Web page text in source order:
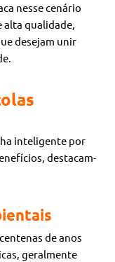
nesse cenário
alta qualidade,
desejam unir
inteligente por
destacam-
de anos
geralmente